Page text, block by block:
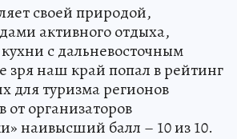
своей природой,
активного отдыха,
с дальневосточным
зря наш край попал в рейтинг
для туризма регионов
от организаторов
наивысший балл – 10 из 10.